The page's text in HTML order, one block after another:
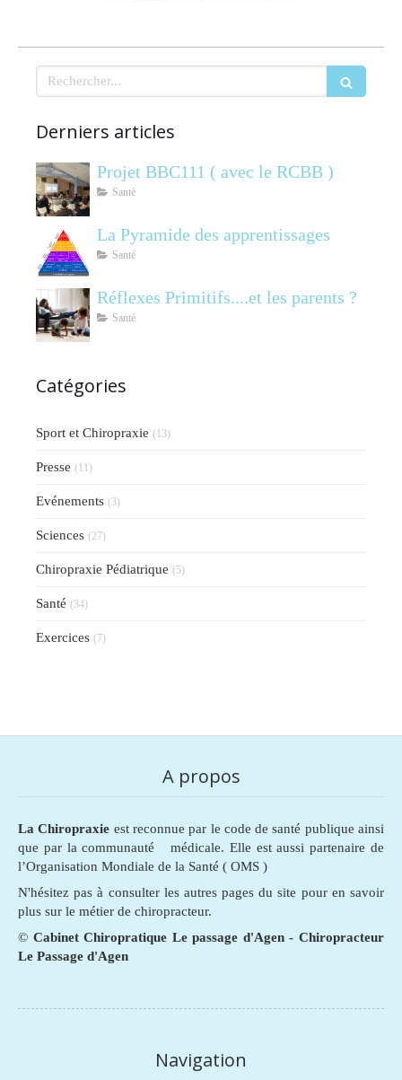
Rechercher
Derniers articles
Projet BBC111 ( avec le RCBB )
Santé
La Pyramide des apprentissages
Santé
Réflexes Primitifs....et les parents ?
Santé
Catégories
Sport et Chiropraxie (13)
Presse (11)
Evénements (3)
Sciences (27)
Chiropraxie Pédiatrique (5)
Santé (34)
Exercices (7)
A propos
La Chiropraxie est reconnue par le code de santé publique ainsi
que par la communauté médicale. Elle est aussi partenaire de
l’Organisation Mondiale de la Santé ( OMS )
N'hésitez pas à consulter les autres pages du site pour en savoir
plus sur le métier de chiropracteur.
© Cabinet Chiropratique Le passage d'Agen - Chiropracteur
Le Passage d'Agen
Navigation